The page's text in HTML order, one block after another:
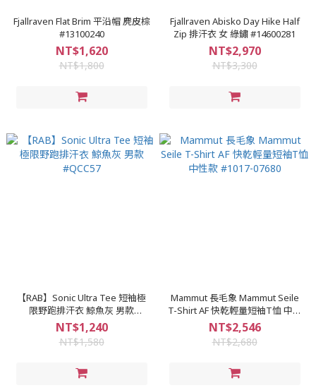
Fjallraven Flat Brim 平沿帽 麂皮棕
#13100240
NT$1,620
NT$1,800
Fjallraven Abisko Day Hike Half
Zip 排汗衣 女 綠鏽 #14600281
NT$2,970
NT$3,300
【RAB】Sonic Ultra Tee 短袖極
限野跑排汗衣 鯨魚灰 男款
#QCC57
NT$1,240
NT$1,580
Mammut 長毛象 Mammut Seile
T-Shirt AF 快乾輕量短袖T恤 中性
款 #1017-07680
NT$2,546
NT$2,680